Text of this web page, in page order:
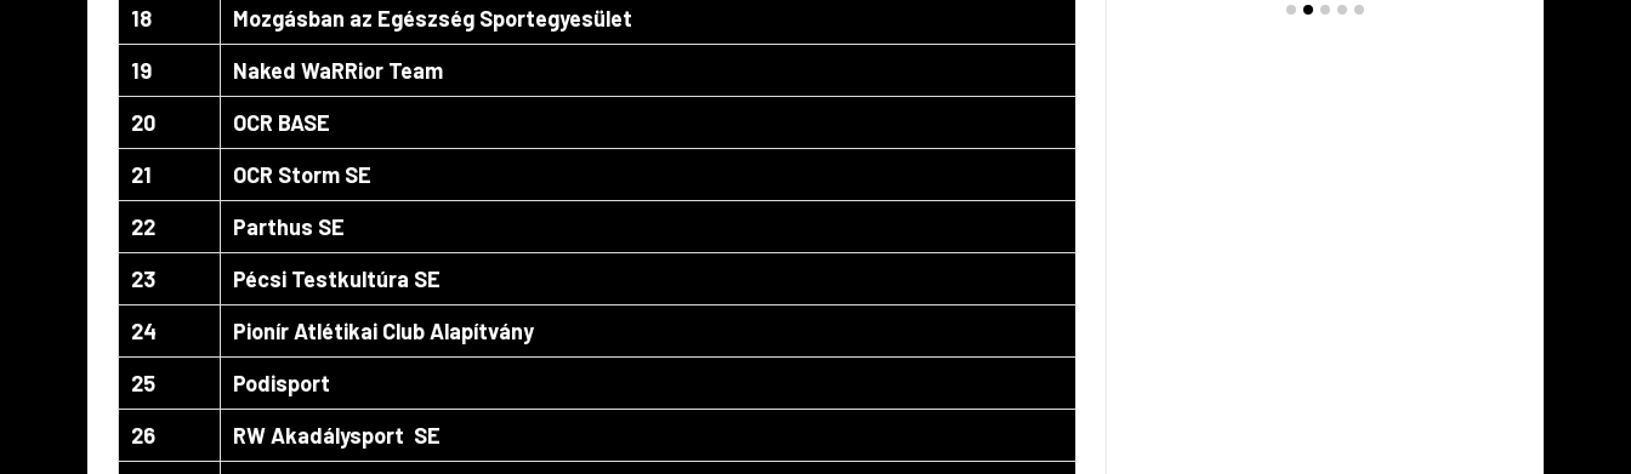
18
Mozgásban az Egészség Sportegyesület
19
Naked WaRRior Team
20
OCR BASE
21
OCR Storm SE
22
Parthus SE
23
Pécsi Testkultúra SE
24
Pionír Atlétikai Club Alapítvány
25
Podisport
26
RW Akadálysport SE